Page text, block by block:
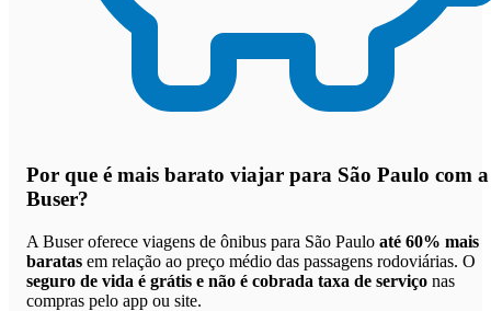
Por que é mais barato viajar para São Paulo com a
Buser?
A Buser oferece viagens de ônibus para São Paulo até 60% mais
baratas em relação ao preço médio das passagens rodoviárias. O
seguro de vida é grátis e não é cobrada taxa de serviço nas
compras pelo app ou site.